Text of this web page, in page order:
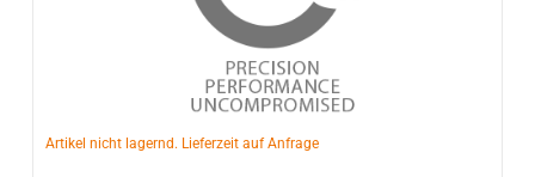
Artikel nicht lagernd. Lieferzeit auf Anfrage